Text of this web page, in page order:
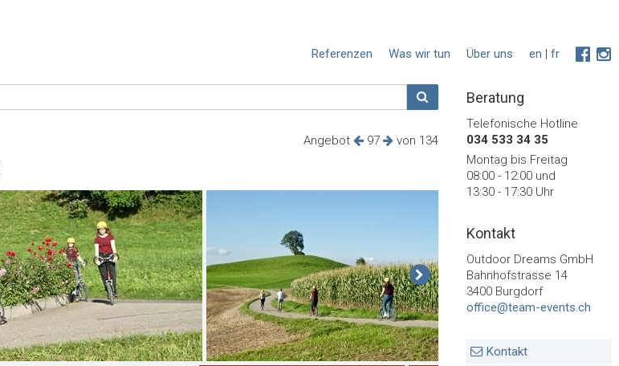
en | fr
Über uns
Was wir tun
Referenzen
Angebot 97 von 134
Beratung
Telefonische Hotline
034 533 34 35
Montag bis Freitag
08:00 - 12:00 und
13:30 - 17:30 Uhr
Kontakt
Outdoor Dreams GmbH
Bahnhofstrasse 14
3400 Burgdorf
office@team-events.ch
Kontakt